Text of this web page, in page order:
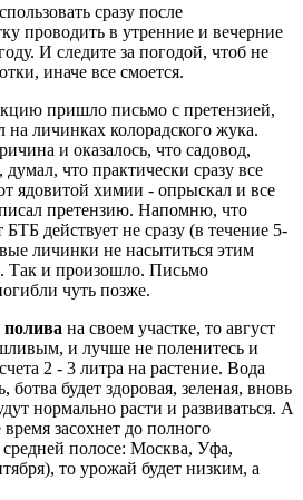
сразу после
проводить в утренние и вечерние
И следите за погодой, чтоб не
иначе все смоется.
пришло письмо с претензией,
на личинках колорадского жука.
и оказалось, что садовод,
что практически сразу все
ядовитой химии - опрыскал и все
претензию. Напомню, что
действует не сразу (в течение 5-
личинки не насытиться этим
Так и произошло. Письмо
чуть позже.
полива на своем участке, то август
и лучше не поленитесь и
2 - 3 литра на растение. Вода
ботва будет здоровая, зеленая, вновь
нормально расти и развиваться. А
засохнет до полного
средней полосе: Москва, Уфа,
то урожай будет низким, а